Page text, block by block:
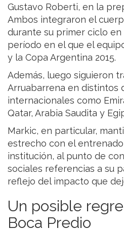
Gustavo Roberti, en la
Ambos integraron el
durante su primer ciclo en
período en el que el
y la Copa Argentina 2015.
Además, luego siguieron
Arruabarrena en distintos
internacionales como
Qatar, Arabia Saudita y
Markic, en particular,
estrecho con el
institución, al punto de
sociales referencias a su
reflejo del impacto que
Un posible
Boca Predio